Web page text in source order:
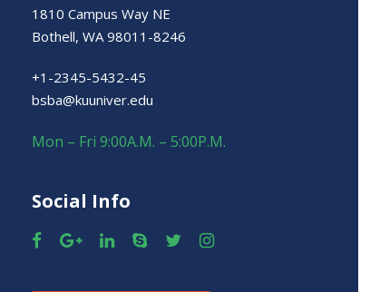
1810 Campus Way NE
Bothell, WA 98011-8246
+1-2345-5432-45
bsba@kuuniver.edu
Mon – Fri 9:00A.M. – 5:00P.M.
Social Info